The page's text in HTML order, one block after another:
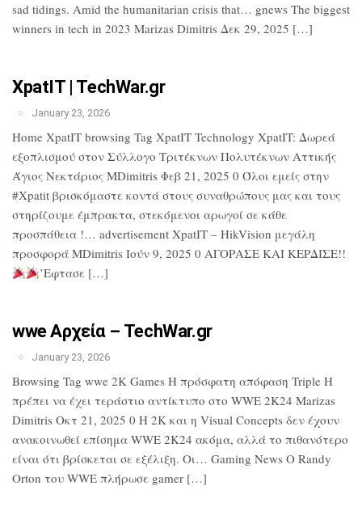
sad tidings. Amid the humanitarian crisis that… gnews The biggest
winners in tech in 2023 Marizas Dimitris Δεκ 29, 2025 […]
XpatIT | TechWar.gr
January 23, 2026
Home XpatIT browsing Tag XpatIT Technology XpatIT: Δωρεά
εξοπλισμού στον Σύλλογο Τριτέκνων Πολυτέκνων Αττικής
Άγιος Νεκτάριος MDimitris Φεβ 21, 2025 0 Όλοι εμείς στην
#Xpatit βρισκόμαστε κοντά στους συναθρώπους μας και τους
στηρίζουμε έμπρακτα, στεκόμενοι αρωγοί σε κάθε
προσπάθεια !… advertisement XpatIT – HikVision μεγάλη
προσφορά MDimitris Ιούν 9, 2025 0 ΑΓΟΡΑΣΕ ΚΑΙ ΚΕΡΔΙΣΕ!!
’Εφτασε […]
wwe Αρχεία – TechWar.gr
January 23, 2026
Browsing Tag wwe 2K Games Η πρόσφατη απόφαση Triple H
πρέπει να έχει τεράστιο αντίκτυπο στο WWE 2K24 Marizas
Dimitris Οκτ 21, 2025 0 Η 2K και η Visual Concepts δεν έχουν
ανακοινωθεί επίσημα WWE 2K24 ακόμα, αλλά το πιθανότερο
είναι ότι βρίσκεται σε εξέλιξη. Οι… Gaming News Ο Randy
Orton του WWE πλήρωσε gamer […]